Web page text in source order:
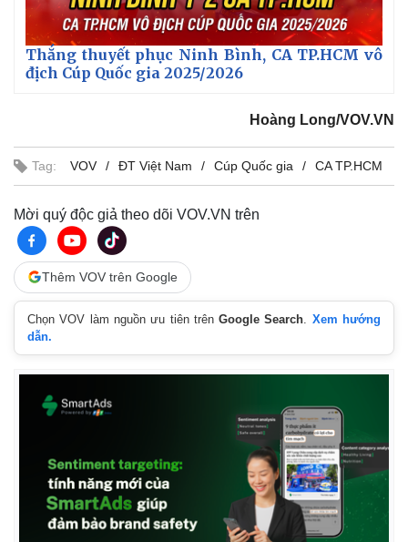
T
i
Thắng thuyết phục Ninh Bình, CA TP.HCM vô
địch Cúp Quốc gia 2025/2026
Hoàng Long/VOV.VN
Tag: VOV ĐT Việt Nam Cúp Quốc gia CA TP.HCM
Mời quý độc giả theo dõi VOV.VN trên
Thêm VOV trên Google
Chọn VOV làm nguồn ưu tiên trênGoogle Search
Xem hướng
dẫn.